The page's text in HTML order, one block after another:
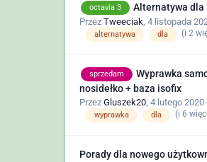
octavia 3 Alternatywa dla
Przez Tweeciak, 4 listopada
alternatywa dla (i 2
sprzedam
Wyprawka
nosidełko + baza isofix
Przez Gluszek20, 4 lutego 2020
wyprawka dla (i 6
Porady dla nowego